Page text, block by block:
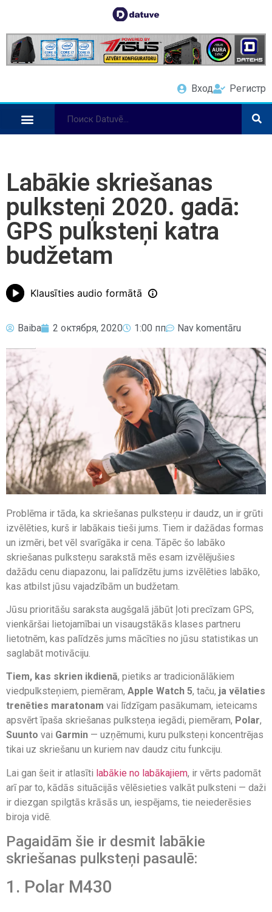
Вход Регистр
Labākie skriešanas
pulksteņi 2020. gadā:
GPS pulksteņi katra
budžetam
Klausīties audio formātā
Baiba 2 октября, 2020 1:00 пп Nav komentāru
Problēma ir tāda, ka skriešanas pulksteņu ir daudz, un ir grūti
izvēlēties, kurš ir labākais tieši jums. Tiem ir dažādas formas
un izmēri, bet vēl svarīgāka ir cena. Tāpēc šo labāko
skriešanas pulksteņu sarakstā mēs esam izvēlējušies
dažādu cenu diapazonu, lai palīdzētu jums izvēlēties labāko,
kas atbilst jūsu vajadzībām un budžetam.
Jūsu prioritāšu saraksta augšgalā jābūt ļoti precīzam GPS,
vienkāršai lietojamībai un visaugstākās klases partneru
lietotnēm, kas palīdzēs jums mācīties no jūsu statistikas un
saglabāt motivāciju.
Tiem, kas skrien ikdienā, pietiks ar tradicionālākiem
viedpulksteņiem, piemēram, Apple Watch 5, taču, ja vēlaties
trenēties maratonam vai līdzīgam pasākumam, ieteicams
apsvērt īpaša skriešanas pulksteņa iegādi, piemēram, Polar,
Suunto vai Garmin — uzņēmumi, kuru pulksteņi koncentrējas
tikai uz skriešanu un kuriem nav daudz citu funkciju.
Lai gan šeit ir atlasīti labākie no labākajiem, ir vērts padomāt
arī par to, kādās situācijās vēlēsieties valkāt pulksteni — daži
ir diezgan spilgtās krāsās un, iespējams, tie neiederēsies
biroja vidē.
Pagaidām šie ir desmit labākie
skriešanas pulksteņi pasaulē:
1. Polar M430